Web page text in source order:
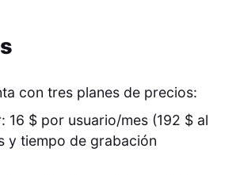
con tres planes de precios:
16 $ por usuario/mes (192 $ al
y tiempo de grabación